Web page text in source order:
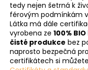
tedy nejen šetrná k
férovým podmínkám
Látka má dále
vyrobena ze 100%
čisté produkce bez
naprosto bezpečná
certifikátech si